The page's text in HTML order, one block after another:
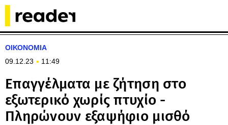
ΟΙΚΟΝΟΜΙΑ
09.12.23
11:49
Επαγγέλματα με ζήτηση στο
εξωτερικό χωρίς πτυχίο -
Πληρώνουν εξαψήφιο μισθό